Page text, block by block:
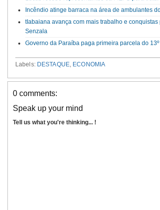
Incêndio atinge barraca na área de ambulantes
tIabaiana avança com mais trabalho e
Senzala
Governo da Paraíba paga primeira parcela do
Labels: DESTAQUE, ECONOMIA
0 comments:
Speak up your mind
Tell us what you're thinking... !